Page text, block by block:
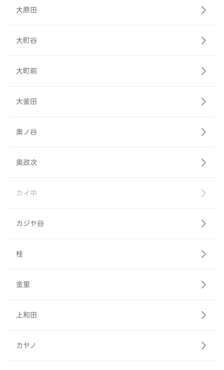
大原田
大町谷
大町前
大釜田
奥ノ谷
奥政次
カイ中
カジヤ谷
桂
金里
上和田
カヤノ